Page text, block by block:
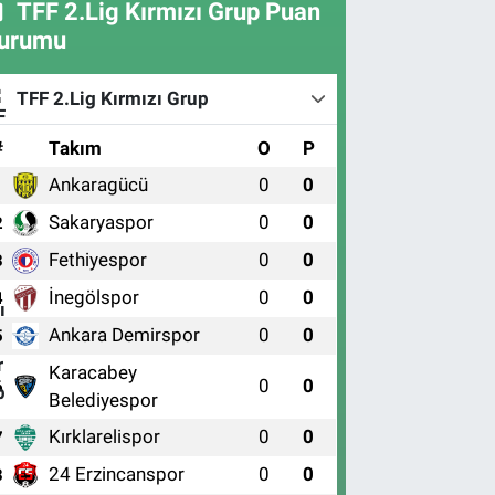
TFF 2.Lig Kırmızı Grup Puan
TFF 2.Lig Kırmızı Grup
Takım O P
Ankaragücü 0 0
Sakaryaspor 0 0
Fethiyespor 0 0
İnegölspor 0 0
Ankara Demirspor 0 0
Karacabey
Belediyespor
0 0
Kırklarelispor 0 0
24 Erzincanspor 0 0